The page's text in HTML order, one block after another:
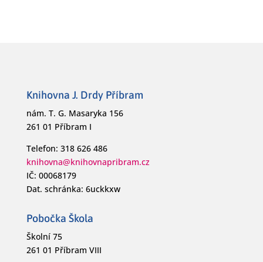
Knihovna J. Drdy Příbram
nám. T. G. Masaryka 156
261 01 Příbram I
Telefon: 318 626 486
knihovna@knihovnapribram.cz
IČ: 00068179
Dat. schránka: 6uckkxw
Pobočka Škola
Školní 75
261 01 Příbram VIII